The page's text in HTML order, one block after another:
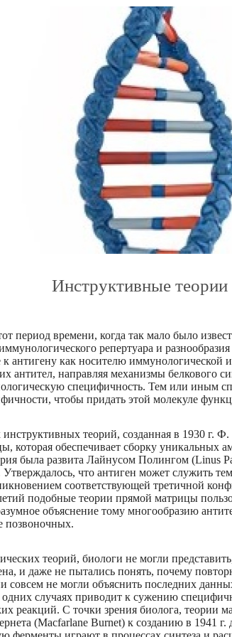
Инструктивные теории
период времени, когда так мало было
репертуара и
антигену как носителю
антител, направляя механизмы белкового
специфичность. Тем или иным
чтобы придать этой молекуле
инструктивных теорий, созданная в 1930
которая обеспечивает сборку
была развита Лайнусом Полингом (Linus
что антиген может служить
соответствующей третичной
подобные теории прямой матрицы
объяснение тому многообразию
позвоночных.
теорий, биологи не могли
и даже не пытались понять, почему
совсем не могли объяснить последних
одних случаях приводит к сужению
реакций. С точки зрения биолога,
(Macfarlane Burnet) к созданию в 1941